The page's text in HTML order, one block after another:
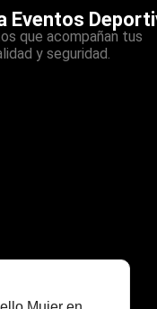
Eventos
que acompañan tus
y seguridad.